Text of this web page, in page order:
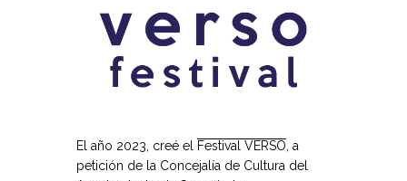
El año 2023, creé el Festival VERSO , a
petición de la Concejalía de Cultura del